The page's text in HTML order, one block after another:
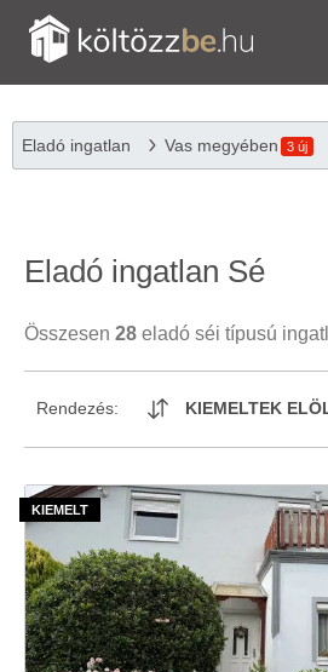
Eladó ingatlan Vas megyében 3 új
Eladó ingatlan Sé
Összesen 28 eladó séi típusú
Rendezés: KIEMELTEK